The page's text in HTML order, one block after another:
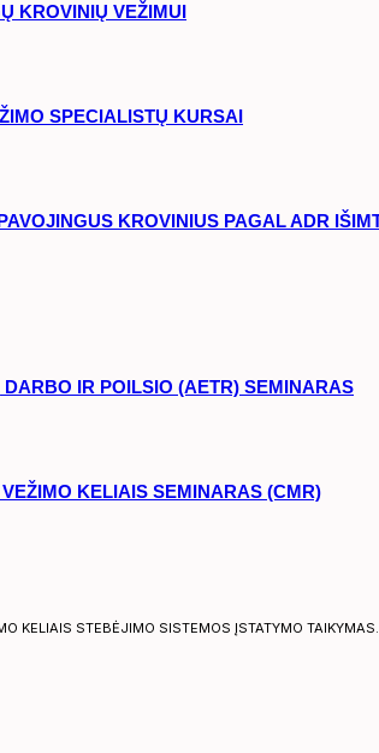
KROVINIŲ VEŽIMUI
SPECIALISTŲ KURSAI
KROVINIUS PAGAL ADR
IR POILSIO (AETR) SEMINARAS
KELIAIS SEMINARAS (CMR)
KELIAIS STEBĖJIMO SISTEMOS ĮSTATYMO